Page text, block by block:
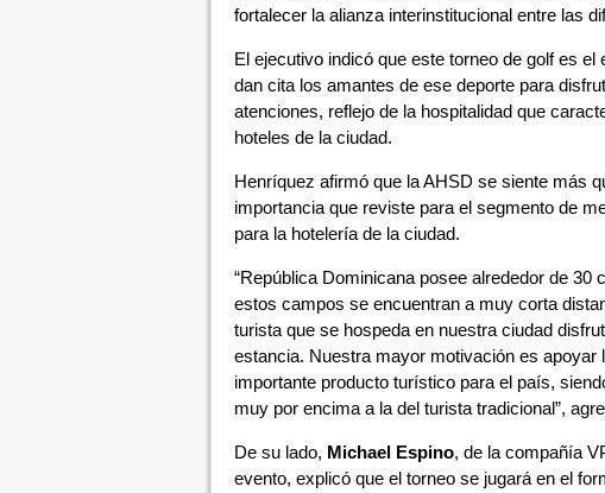
fortalecer la alianza interinstitucional entre las
El ejecutivo indicó que este torneo de golf es
dan cita los amantes de ese deporte para
atenciones, reflejo de la hospitalidad que
hoteles de la ciudad.
Henríquez afirmó que la AHSD se siente más
importancia que reviste para el segmento de
para la hotelería de la ciudad.
“República Dominicana posee alrededor de
estos campos se encuentran a muy corta
turista que se hospeda en nuestra ciudad
estancia. Nuestra mayor motivación es apoyar
importante producto turístico para el país,
muy por encima a la del turista tradicional”,
De su lado, Michael Espino, de la compañía
evento, explicó que el torneo se jugará en el